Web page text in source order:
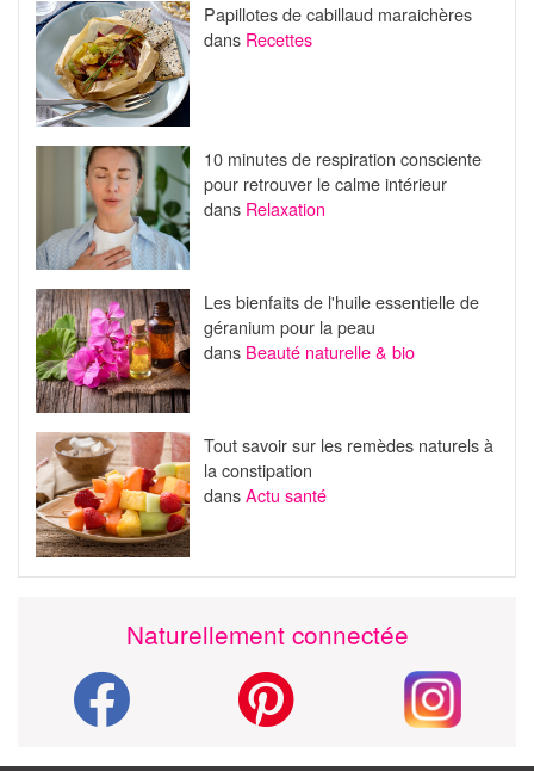
Papillotes de cabillaud maraichères
dans Recettes
10 minutes de respiration consciente
pour retrouver le calme intérieur
dans Relaxation
Les bienfaits de l'huile essentielle de
géranium pour la peau
dans Beauté naturelle & bio
Tout savoir sur les remèdes naturels à
la constipation
dansActu santé
Naturellement connectée